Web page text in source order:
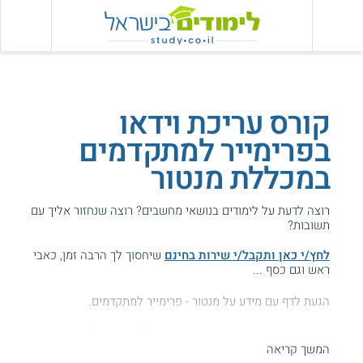
קורס עריכת וידאו
בפרימייר למתקדמים
במכללת מנטור
רוצה לדעת על לימודים בנושאי מחשבים? רוצה שנחזור אליך עם
תשובות?
לחץ/י כאן ותקבל/י שירות בחינם שיחסוך לך הרבה זמן, כאבי
ראש וגם כסף ...
הגעת לדף עם מידע על מנטור - פרימייר למתקדמים.
עזרנו גם לך? דרג אותנו:המשך קריאה